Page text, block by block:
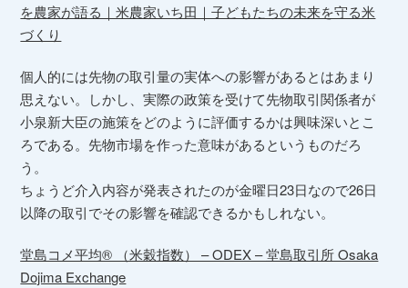
を農家が語る｜米農家いち田｜子どもたちの未来を守る米
づくり
個人的には先物の取引量の実体への影響があるとはあまり
思えない。しかし、実際の政策を受けて先物取引関係者が
小泉新大臣の施策をどのように評価するかは興味深いとこ
ろである。先物市場を作った意味があるというものだろ
う。
ちょうど介入内容が発表されたのが金曜日23日なので26日
以降の取引でその影響を確認できるかもしれない。
堂島コメ平均® （米穀指数） – ODEX – 堂島取引所 Osaka
Dojima Exchange